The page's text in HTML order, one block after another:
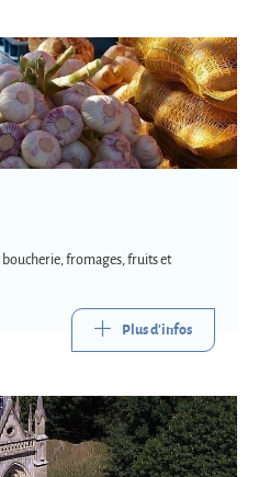
fromages, fruits et
Plus d'infos